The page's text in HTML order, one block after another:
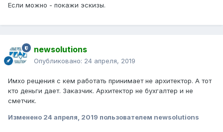
Если можно - покажи эскизы.
newsolutions
Опубликовано: 24 апреля, 2019
Имхо рещения с кем работать принимает не архитектор. А тот
кто деньги дает. Заказчик. Архитектор не бухгалтер и не
сметчик.
Изменено 24 апреля, 2019 пользователем newsolutions